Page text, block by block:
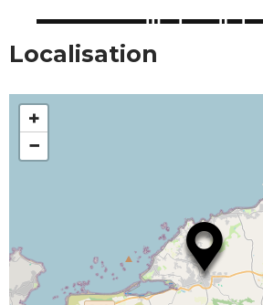
Localisation
+
−